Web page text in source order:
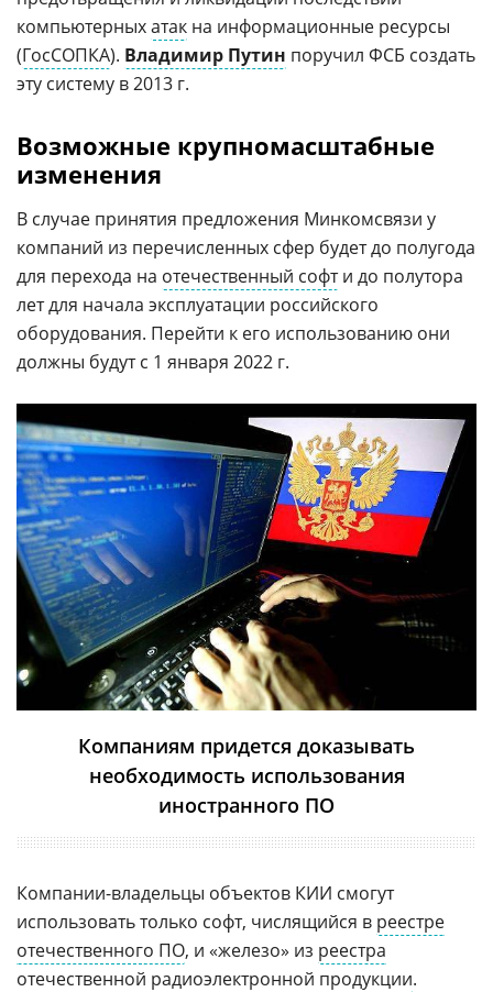
компьютерныхатак на информационные ресурсы
(ГосСОПКА). Владимир Путин поручил ФСБ создать
эту систему в 2013 г.
Возможные крупномасштабные
изменения
В случае принятия предложения Минкомсвязи у
компаний из перечисленных сфер будет до полугода
для перехода на отечественный софти до полутора
лет для начала эксплуатации российского
оборудования. Перейти к его использованию они
должны будут с 1 января 2022 г.
Компаниям придется доказывать
необходимость использования
иностранного ПО
Компании-владельцы объектов КИИ смогут
использовать только софт, числящийся в реестре
отечественного ПО, и «железо» из реестра
отечественной радиоэлектронной продукции.